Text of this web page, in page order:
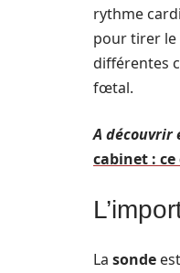
rythme
pour tirer le
différentes
fœtal.
A découvrir
cabinet :
La sonde